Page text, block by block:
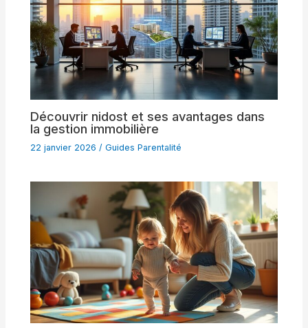
Découvrir nidost et ses avantages dans
la gestion immobilière
22 janvier 2026 /Guides Parentalité